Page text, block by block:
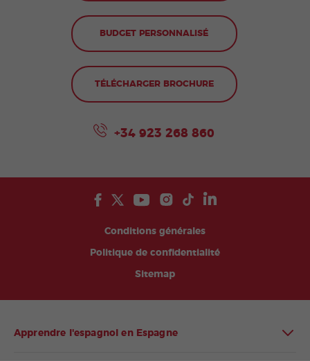
BUDGET PERSONNALISÉ
TÉLÉCHARGER BROCHURE
+34 923 268 860
Conditions générales
Politique de confidentialité
Sitemap
Apprendre l'espagnol en Espagne